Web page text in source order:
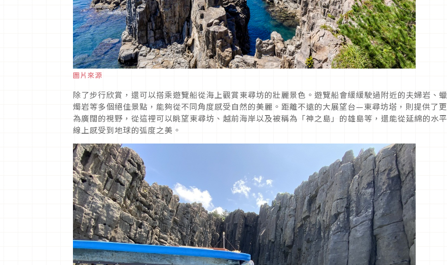
圖片來源
除了步行欣賞，還可以搭乘遊覽船從海上觀賞東尋坊的壯麗景色。遊覽船會緩緩駛過附近的夫婦岩、蠟
燭岩等多個絕佳景點，能夠從不同角度感受自然的美麗。距離不遠的大展望台—東尋坊塔，則提供了更
為廣闊的視野，從這裡可以眺望東尋坊、越前海岸以及被稱為「神之島」的雄島等，還能從延綿的水平
線上感受到地球的弧度之美。